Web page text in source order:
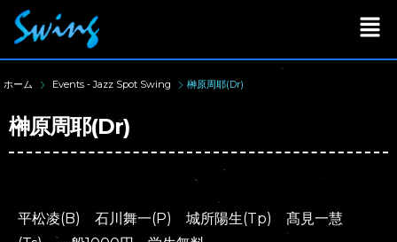
ホーム Events - Jazz Spot Swing 榊原周耶(Dr)
榊原周耶(Dr)
平松凌(B) 石川舞一(P) 城所陽生(Tp) 髙見一慧